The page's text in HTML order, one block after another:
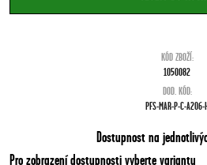
KÓD ZBOŽÍ:
1050082
DOD. KÓD:
PFS-MAR-P-C-A206-
Dostupnost na
Pro zobrazení dostupnosti vyberte variantu